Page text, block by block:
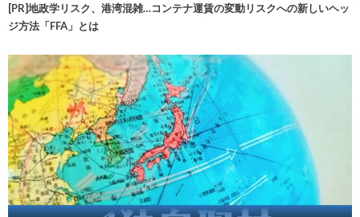
[PR]地政学リスク、港湾混雑…コンテナ運賃の変動リスクへの新しいヘッ
ジ方法「FFA」とは